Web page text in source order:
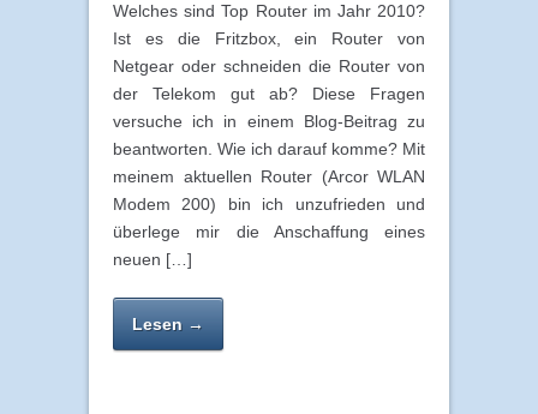
Welches sind Top Router im Jahr 2010?
Ist es die Fritzbox, ein Router von
Netgear oder schneiden die Router von
der Telekom gut ab? Diese Fragen
versuche ich in einem Blog-Beitrag zu
beantworten. Wie ich darauf komme? Mit
meinem aktuellen Router (Arcor WLAN
Modem 200) bin ich unzufrieden und
überlege mir die Anschaffung eines
neuen […]
Lesen →